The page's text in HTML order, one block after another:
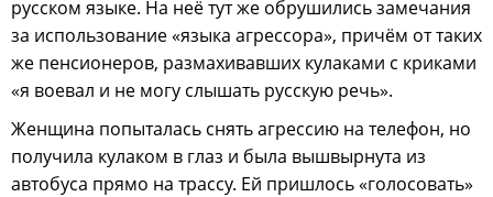
русском языке. На неё тут же обрушились замечания
за использование «языка агрессора», причём от таких
же пенсионеров, размахивавших кулаками с криками
«я воевал и не могу слышать русскую речь».
Женщина попыталась снять агрессию на телефон, но
получила кулаком в глаз и была вышвырнута из
автобуса прямо на трассу. Ей пришлось «голосовать»